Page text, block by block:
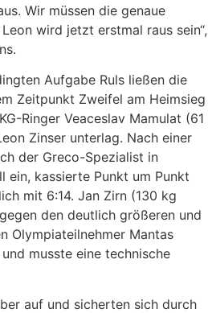
Wir müssen die genaue
wird jetzt erstmal raus sein“,
Aufgabe Ruls ließen die
Zeitpunkt Zweifel am Heimsieg
Ringer Veaceslav Mamulat (61
Zinser unterlag. Nach einer
der Greco-Spezialist in
ein, kassierte Punkt um Punkt
mit 6:14. Jan Zirn (130 kg
den deutlich größeren und
Olympiateilnehmer Mantas
musste eine technische
auf und sicherten sich durch